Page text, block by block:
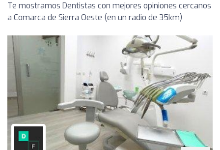
Te mostramos Dentistas con mejores opiniones cercanos
a Comarca de Sierra Oeste (en un radio de 35km)